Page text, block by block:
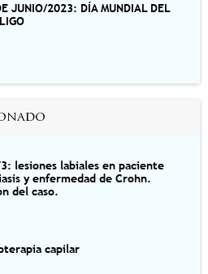
JUNIO/2023: DÍA MUNDIAL DEL
lesiones labiales en paciente
y enfermedad de Crohn.
del caso.
capilar